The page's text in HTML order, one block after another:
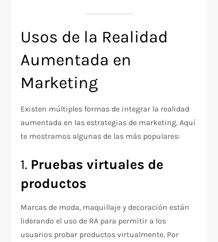
Usos de la Realidad
Aumentada en
Marketing
Existen múltiples formas de integrar la realidad
aumentada en las estrategias de marketing. Aquí
te mostramos algunas de las más populares:
1. Pruebas virtuales de
productos
Marcas de moda, maquillaje y decoración están
liderando el uso de RA para permitir a los
usuarios probar productos virtualmente. Por